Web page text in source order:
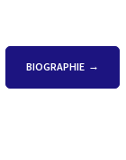
BIOGRAPHIE